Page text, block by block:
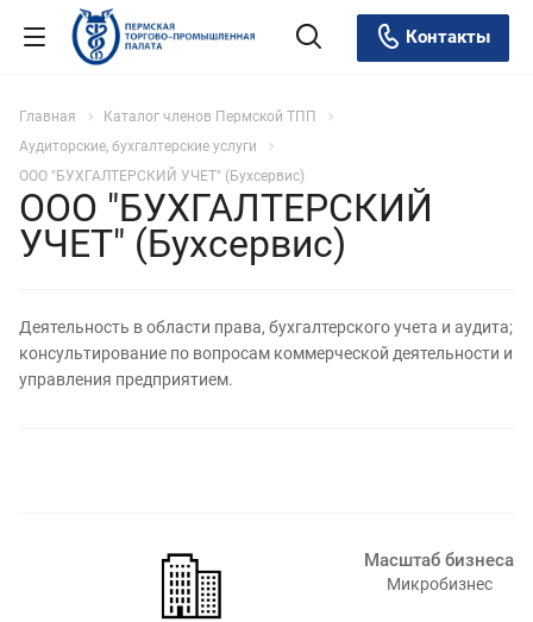
Контакты
Главная
Каталог членов Пермской ТПП
Аудиторские, бухгалтерские услуги
ООО "БУХГАЛТЕРСКИЙ УЧЕТ" (Бухсервис)
ООО "БУХГАЛТЕРСКИЙ
УЧЕТ" (Бухсервис)
Деятельность в области права, бухгалтерского учета и аудита;
консультирование по вопросам коммерческой деятельности и
управления предприятием.
Масштаб бизнеса
Микробизнес